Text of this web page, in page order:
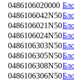
0486106020000
0486106042N50
0486106021N50
0486106024N50
0486106303N50
0486106305N50
0486106308N50
0486106306N50